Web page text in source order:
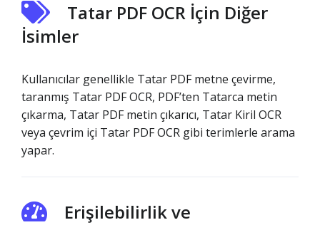
Tatar PDF OCR İçin Diğer
İsimler
Kullanıcılar genellikle Tatar PDF metne çevirme,
taranmış Tatar PDF OCR, PDF’ten Tatarca metin
çıkarma, Tatar PDF metin çıkarıcı, Tatar Kiril OCR
veya çevrim içi Tatar PDF OCR gibi terimlerle arama
yapar.
Erişilebilirlik ve